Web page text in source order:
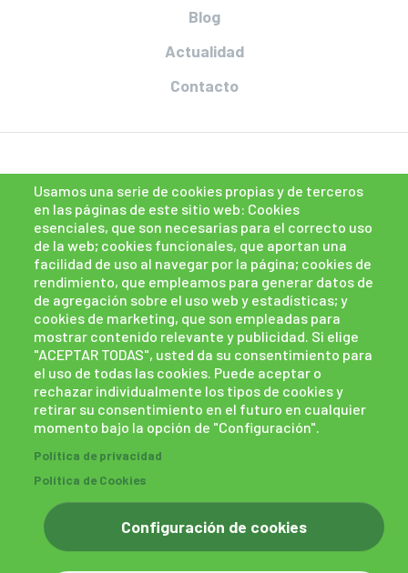
Usamos una serie de cookies propias y de terceros
en las páginas de este sitio web: Cookies
esenciales, que son necesarias para el correcto uso
de la web; cookies funcionales, que aportan una
facilidad de uso al navegar por la página; cookies de
rendimiento, que empleamos para generar datos de
de agregación sobre el uso web y estadísticas; y
cookies de marketing, que son empleadas para
mostrar contenido relevante y publicidad. Si elige
"ACEPTAR TODAS", usted da su consentimiento para
el uso de todas las cookies. Puede aceptar o
rechazar individualmente los tipos de cookies y
retirar su consentimiento en el futuro en cualquier
momento bajo la opción de "Configuración".
Política de privacidad
Política de Cookies
Configuración de cookies
Blog
Actualidad
Contacto
Política de cookies
Políticas de privacidad
Canal de denuncias